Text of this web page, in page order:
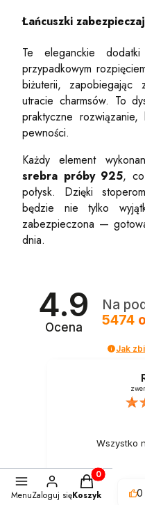
Łańcuszki
Te eleganckie
przypadkowym
biżuterii, zapobiegając
utracie charmsów. To
praktyczne
pewności.
Każdy element
srebra próby 925,
połysk. Dzięki
będzie nie tylko
zabezpieczona —
dnia.
4.9
Ocena
Na
5474
Jak
Wszystko
0
MenuZaloguj się
Produkty w
Koszyk